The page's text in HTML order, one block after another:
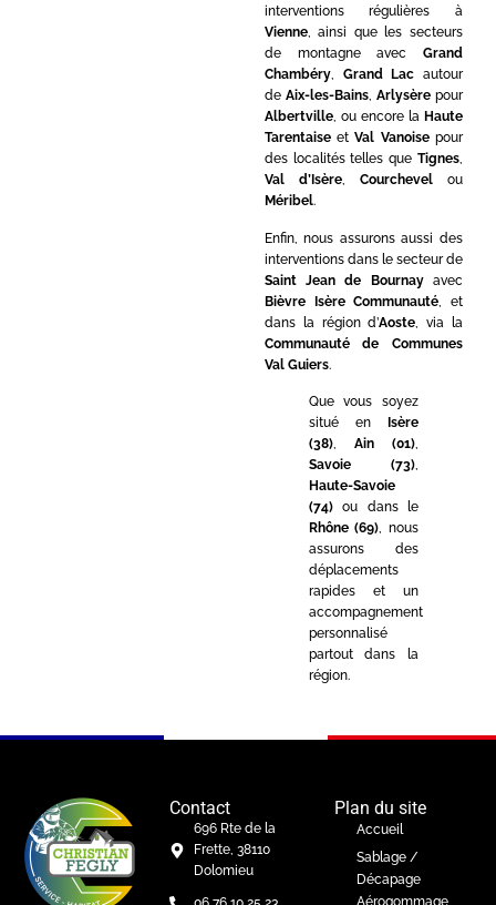
interventions régulières à
Vienne, ainsi que les secteurs
de montagne avec Grand
Chambéry, Grand Lac autour
de Aix-les-Bains, Arlysèrepour
Albertville, ou encore la Haute
TarentaiseetVal Vanoisepour
des localités telles que Tignes,
Val d’Isère, Courchevelou
Méribel.
Enfin, nous assurons aussi des
interventions dans le secteur de
Saint Jean de Bournayavec
Bièvre Isère Communauté , et
dans la région d’Aoste , via la
Communauté de Communes
Val Guiers.
Que vous soyez
situé en
Isère
(38), Ain (01),
Savoie (73),
Haute-Savoie
(74)ou dans le
Rhône (69), nous
assurons des
déplacements
rapides et un
accompagnement
personnalisé
partout dans la
région.
Contact
696 Rte de la
Frette, 38110
Dolomieu
Plan du site
Accueil
Sablage /
Décapage